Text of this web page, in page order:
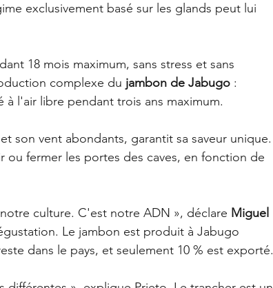
exclusivement basé sur les glands peut lui
18 mois maximum, sans stress et sans
complexe du jambon de Jabugo :
à l'air libre pendant trois ans maximum.
son vent abondants, garantit sa saveur unique.
fermer les portes des caves, en fonction de
culture. C'est notre ADN », déclare Miguel
Le jambon est produit à Jabugo
dans le pays, et seulement 10 % est exporté.